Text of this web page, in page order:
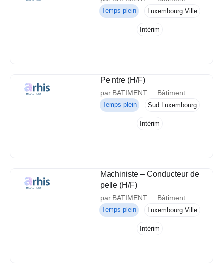
Temps plein Luxembourg Ville
Intérim
Peintre (H/F)
par BATIMENT Bâtiment
Temps plein Sud Luxembourg
Intérim
Machiniste – Conducteur de
pelle (H/F)
par BATIMENT Bâtiment
Temps plein Luxembourg Ville
Intérim